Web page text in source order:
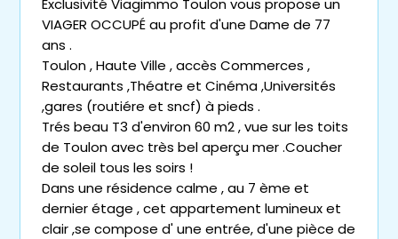
Exclusivité Viagimmo Toulon vous propose un
VIAGER OCCUPÉ au profit d'une Dame de 77
ans .
Toulon , Haute Ville , accès Commerces ,
Restaurants ,Théatre et Cinéma ,Universités
,gares (routiére et sncf) à pieds .
Trés beau T3 d'environ 60 m2 , vue sur les toits
de Toulon avec très bel aperçu mer .Coucher
de soleil tous les soirs !
Dans une résidence calme , au 7 ème et
dernier étage , cet appartement lumineux et
clair ,se compose d' une entrée, d'une pièce de